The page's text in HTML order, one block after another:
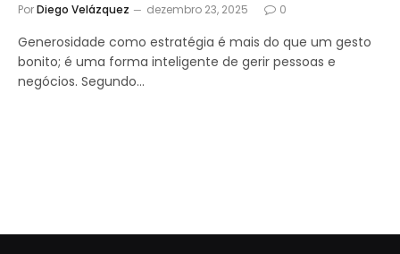
PorDiego Velázquez dezembro 23, 2025 0
Generosidade como estratégia é mais do que um gesto
bonito; é uma forma inteligente de gerir pessoas e
negócios. Segundo…